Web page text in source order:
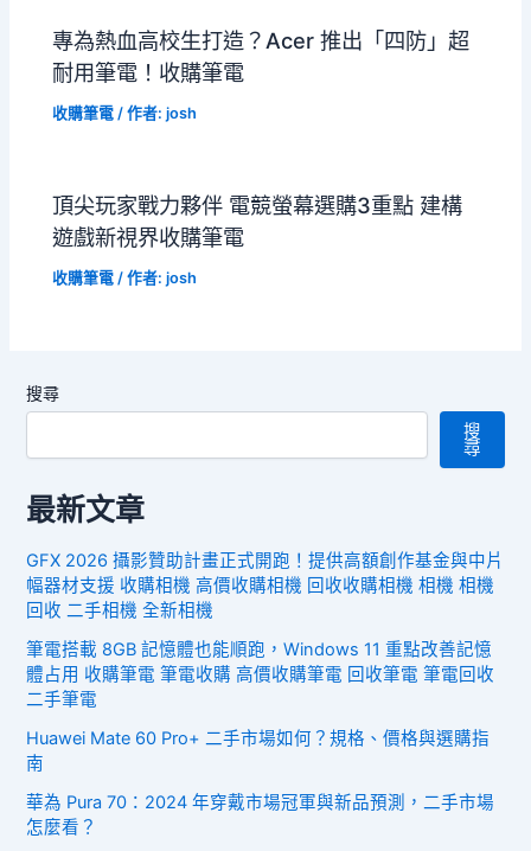
專為熱血高校生打造？Acer 推出「四防」超
耐用筆電！收購筆電
收購筆電 / 作者:josh
頂尖玩家戰力夥伴 電競螢幕選購3重點 建構
遊戲新視界收購筆電
收購筆電 / 作者:josh
搜尋
搜
尋
最新文章
GFX 2026 攝影贊助計畫正式開跑！提供高額創作基金與中片
幅器材支援 收購相機 高價收購相機 回收收購相機 相機 相機
回收 二手相機 全新相機
筆電搭載 8GB 記憶體也能順跑，Windows 11 重點改善記憶
體占用 收購筆電 筆電收購 高價收購筆電 回收筆電 筆電回收
二手筆電
Huawei Mate 60 Pro+ 二手市場如何？規格、價格與選購指
南
華為 Pura 70：2024 年穿戴市場冠軍與新品預測，二手市場
怎麼看？